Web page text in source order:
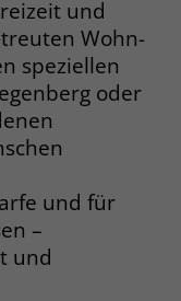
und
Wohn-
speziellen
oder
und für
–
und
Benutzers bei
zu speichern.
dass
Besuchen
werden.